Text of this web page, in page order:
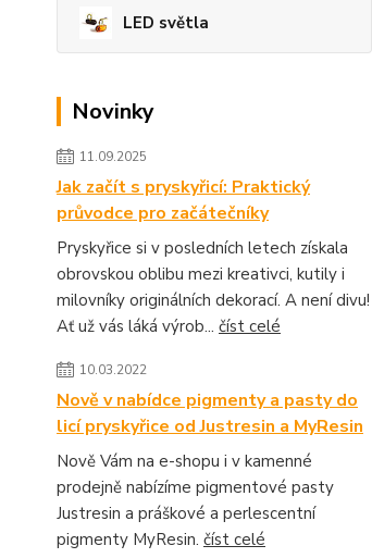
LED světla
Novinky
11.09.2025
Jak začít s pryskyřicí: Praktický
průvodce pro začátečníky
Pryskyřice si v posledních letech získala
obrovskou oblibu mezi kreativci, kutily i
milovníky originálních dekorací. A není divu!
Ať už vás láká výrob... číst celé
10.03.2022
Nově v nabídce pigmenty a pasty do
licí pryskyřice od Justresin a MyResin
Nově Vám na e-shopu i v kamenné
prodejně nabízíme pigmentové pasty
Justresin a práškové a perlescentní
pigmenty MyResin. číst celé